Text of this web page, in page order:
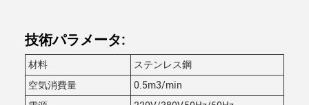
技術パラメータ:
材料
ステンレス鋼
空気消費量
0.5m3/min